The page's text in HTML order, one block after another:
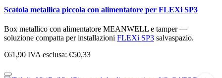
Scatola metallica piccola con alimentatore per FLEXi SP3
Box metallico con alimentatore MEANWELL e tamper —
soluzione compatta per installazioni FLEXi SP3 salvaspazio.
€61,90 IVA esclusa: €50,33